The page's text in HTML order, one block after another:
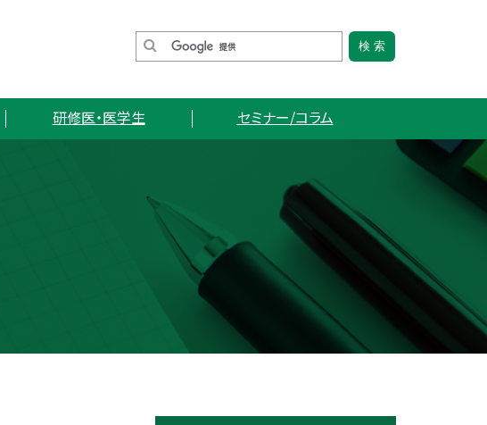
研修医・医学生 セミナー/コラム